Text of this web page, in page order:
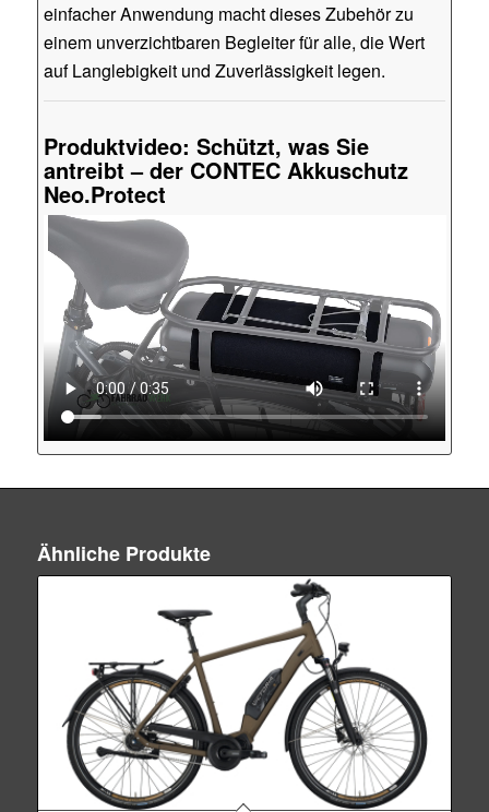
einfacher Anwendung macht dieses Zubehör zu
einem unverzichtbaren Begleiter für alle, die Wert
auf Langlebigkeit und Zuverlässigkeit legen.
Produktvideo: Schützt, was Sie
antreibt – der CONTEC Akkuschutz
Neo.Protect
Ähnliche Produkte